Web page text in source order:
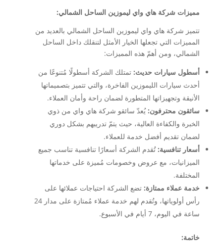
مميزات شركة هاي واي ليموزين الساحل الشمالي:
تتميز شركة هاي واي ليموزين الساحل الشمالي بالعديد من
المميزات التي تجعلها الخيار الأمثل لتنقلك داخل الساحل
الشمالي، ومن أهمّ هذه المميزات:
أسطول سيارات حديث: تمتلك الشركة أسطولًا مُتنوعًا من
أحدث سيارات الليموزين الفاخرة، والتي تتميز بتصميماتها
الأنيقة وتجهيزاتها المتطورة لضمان راحة وأمان العملاء.
سائقون محترفون: يُعدّ سائقو شركة هاي واي من ذوي
الخبرة والكفاءة العالية، حيث يتمّ تدريبهم بشكل دوري
لضمان تقديم أفضل خدمة للعملاء.
أسعار تنافسية: تُقدم الشركة أسعارًا تنافسية تناسب جميع
الميزانيات، مع عروض وخصومات مُميزة على خدماتها
المختلفة.
خدمة عملاء ممتازة: تضع الشركة احتياجات عملائها على
رأس أولوياتها، وتُقدم لهم خدمة عملاء مُمتازة على مدار 24
ساعة في اليوم، 7 أيام في الأسبوع.
خاتمة: